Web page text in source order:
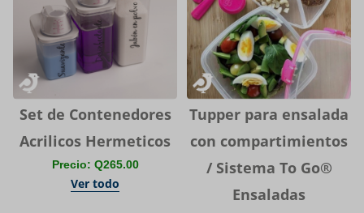
Set de Contenedores
Acrilicos Hermeticos
Precio: Q265.00
Ver todo
Tupper para ensalada
con compartimientos
/ Sistema To Go®
Ensaladas